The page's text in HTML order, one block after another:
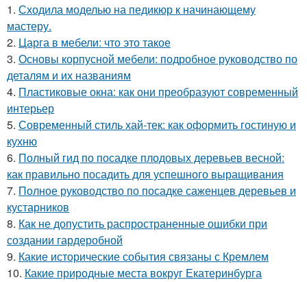
1. Сходила моделью на педикюр к начинающему
мастеру.
2. Царга в мебели: что это такое
3. Основы корпусной мебели: подробное руководство по
деталям и их названиям
4. Пластиковые окна: как они преобразуют современный
интерьер
5. Современный стиль хай-тек: как оформить гостиную и
кухню
6. Полный гид по посадке плодовых деревьев весной:
как правильно посадить для успешного выращивания
7. Полное руководство по посадке саженцев деревьев и
кустарников
8. Как не допустить распространенные ошибки при
создании гардеробной
9. Какие исторические события связаны с Кремлем
10. Какие природные места вокруг Екатеринбурга